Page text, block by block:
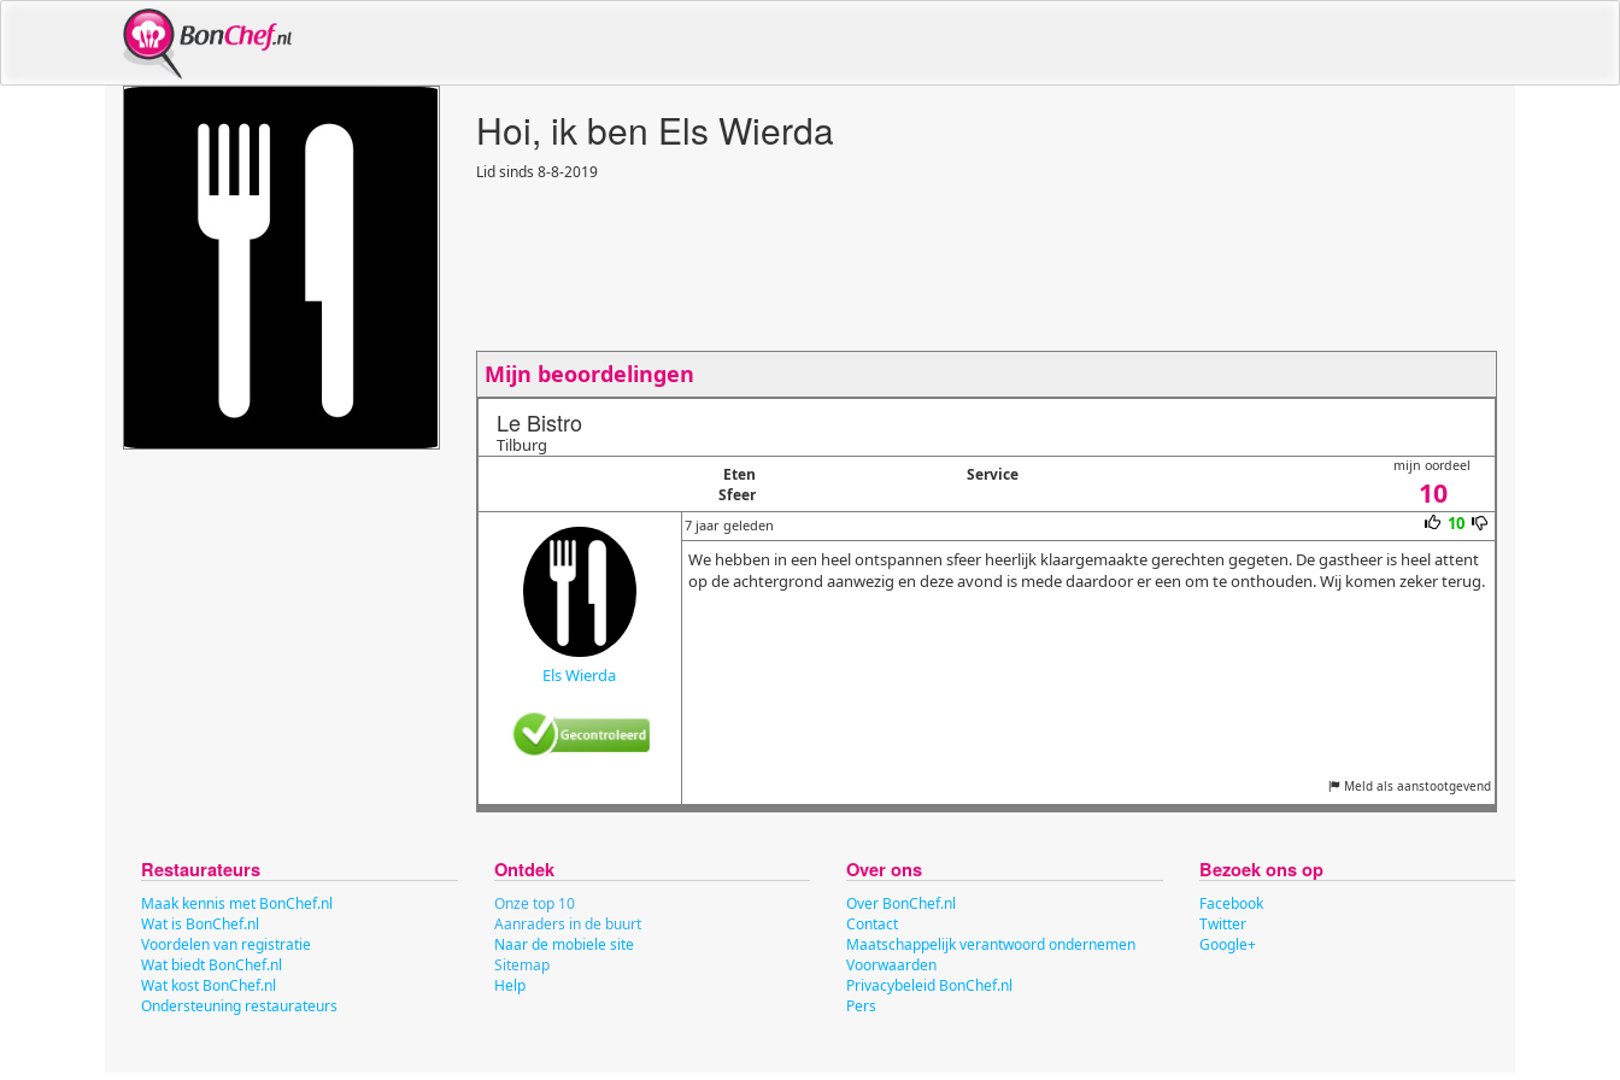
Hoi, ik ben Els Wierda
Lid sinds 8-8-2019
Mijn beoordelingen
Le Bistro
Tilburg
Eten
Service
Sfeer
mijn oordeel
10
Els Wierda
7 jaar geleden
10
We hebben in een heel ontspannen sfeer heerlijk klaargemaakte gerechten gegeten. De gastheer is heel attent
op de achtergrond aanwezig en deze avond is mede daardoor er een om te onthouden. Wij komen zeker terug.
Meld als aanstootgevend
Restaurateurs
Maak kennis met BonChef.nl
Wat is BonChef.nl
Voordelen van registratie
Wat biedt BonChef.nl
Wat kost BonChef.nl
Ondersteuning restaurateurs
Ontdek
Onze top 10
Aanraders in de buurt
Naar de mobiele site
Sitemap
Help
Over ons
Over BonChef.nl
Contact
Maatschappelijk verantwoord ondernemen
Voorwaarden
Privacybeleid BonChef.nl
Pers
Bezoek ons op
Facebook
Twitter
Google+